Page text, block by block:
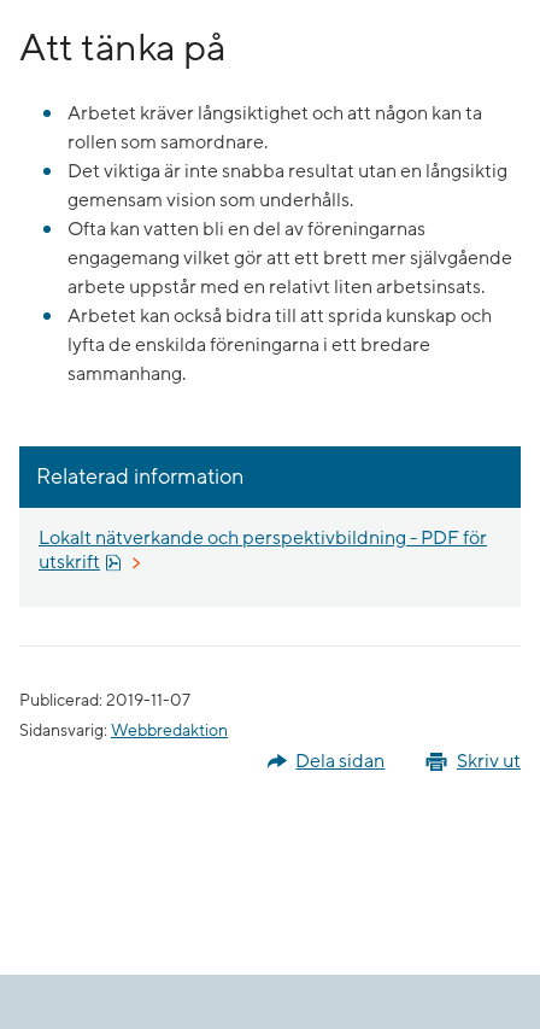
Att tänka på
Arbetet kräver långsiktighet och att någon kan ta
rollen som samordnare.
Det viktiga är inte snabba resultat utan en långsiktig
gemensam vision som underhålls.
Ofta kan vatten bli en del av föreningarnas
engagemang vilket gör att ett brett mer självgående
arbete uppstår med en relativt liten arbetsinsats.
Arbetet kan också bidra till att sprida kunskap och
lyfta de enskilda föreningarna i ett bredare
sammanhang.
Relaterad information
Lokalt nätverkande och perspektivbildning - PDF för
utskrift
Pdf, 179.2 kB, öppnas i nytt fönster.
Publicerad: 2019-11-07
Sidansvarig: Webbredaktion
Skriv ut
Dela sidan